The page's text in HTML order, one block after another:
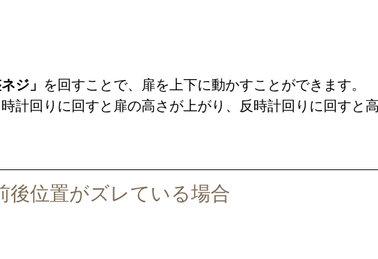
ジ」 を回すことで、扉を上下に動かすことができます。
計回りに回すと扉の高さが上がり、反時計回りに回すと
位置がズレている場合